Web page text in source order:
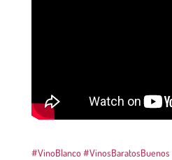
#VinoBlanco #VinosBaratosBuenos